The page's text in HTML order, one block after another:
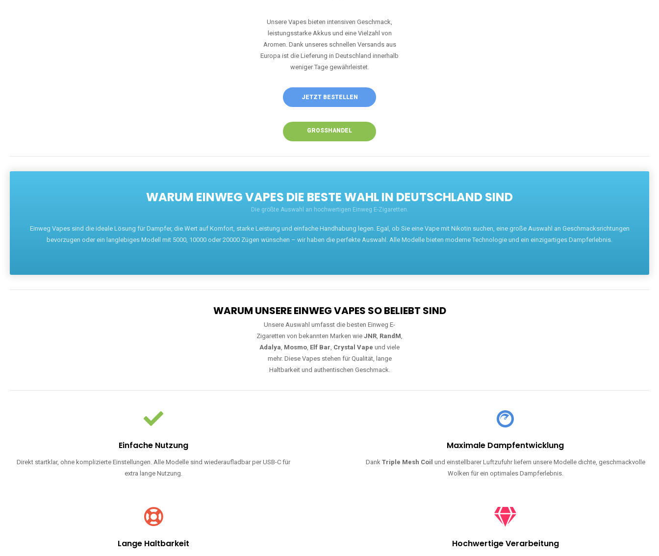
Unsere Vapes bieten intensiven Geschmack,
leistungsstarke Akkus und eine Vielzahl von
Aromen. Dank unseres schnellen Versands aus
Europa ist die Lieferung in Deutschland innerhalb
weniger Tage gewährleistet.
JETZT BESTELLEN
GROSSHANDEL
WARUM EINWEG VAPES DIE BESTE WAHL IN DEUTSCHLAND SIND
Die größte Auswahl an hochwertigen Einweg E-Zigaretten.
Einweg Vapes sind die ideale Lösung für Dampfer, die Wert auf Komfort, starke Leistung und einfache Handhabung legen. Egal, ob Sie eine Vape mit Nikotin suchen, eine große Auswahl an Geschmacksrichtungen
bevorzugen oder ein langlebiges Modell mit 5000, 10000 oder 20000 Zügen wünschen – wir haben die perfekte Auswahl. Alle Modelle bieten moderne Technologie und ein einzigartiges Dampferlebnis.
WARUM UNSERE EINWEG VAPES SO BELIEBT SIND
Unsere Auswahl umfasst die besten Einweg E-
Zigaretten von bekannten Marken wie JNR, RandM,
Adalya, Mosmo, Elf Bar, Crystal Vape und viele
mehr. Diese Vapes stehen für Qualität, lange
Haltbarkeit und authentischen Geschmack.
Einfache Nutzung
Direkt startklar, ohne komplizierte Einstellungen. Alle Modelle sind wiederaufladbar per USB-C für
extra lange Nutzung.
Maximale Dampfentwicklung
Dank Triple Mesh Coil und einstellbarer Luftzufuhr liefern unsere Modelle dichte, geschmackvolle
Wolken für ein optimales Dampferlebnis.
Lange Haltbarkeit Hochwertige Verarbeitung